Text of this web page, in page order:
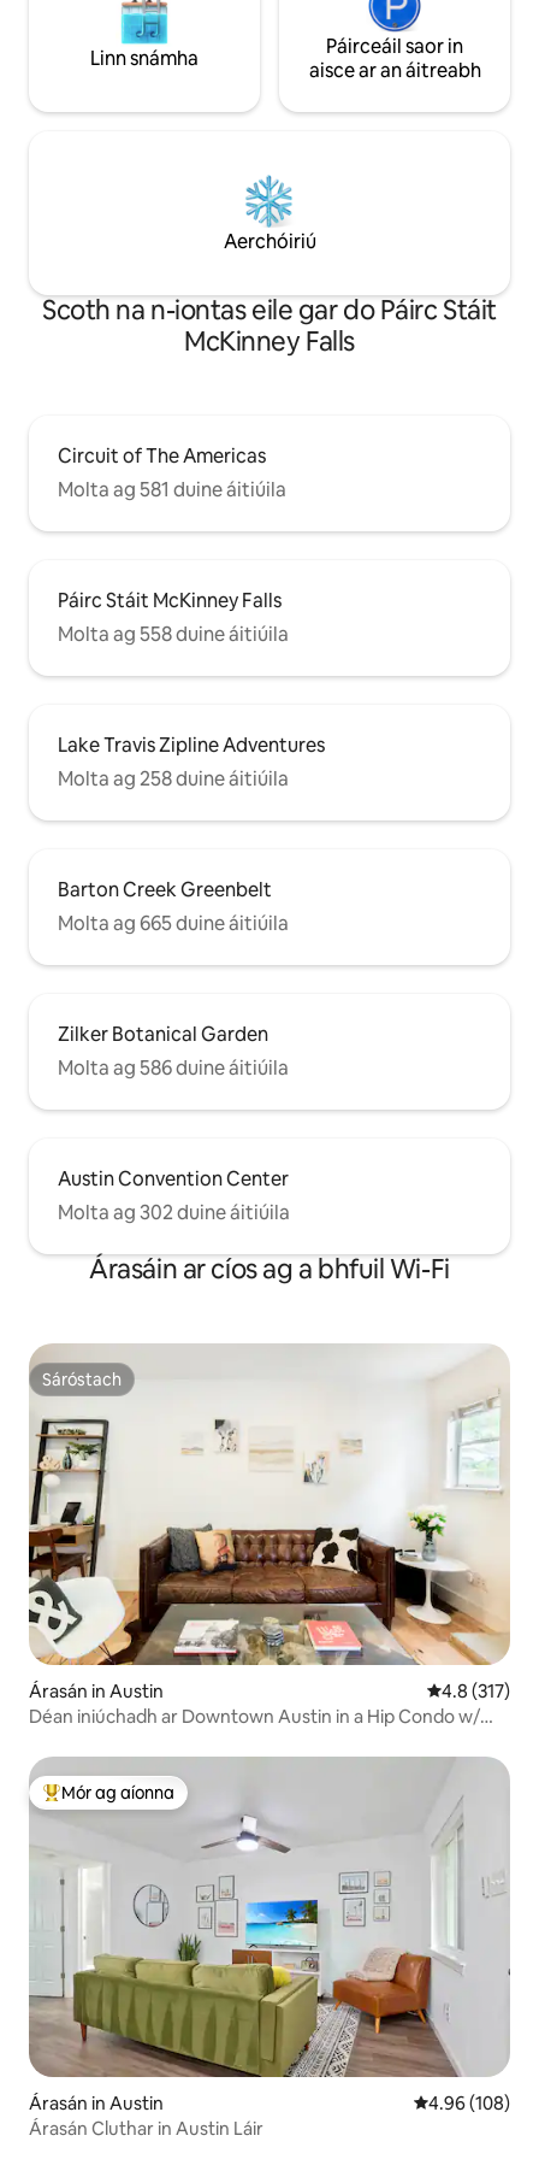
Linn snámha
Páirceáil saor in
aisce ar an áitreabh
Aerchóiriú
Scoth na n-iontas eile gar do Páirc Stáit
McKinney Falls
Circuit of The Americas
Molta ag 581 duine áitiúila
Páirc Stáit McKinney Falls
Molta ag 558 duine áitiúila
Lake Travis Zipline Adventures
Molta ag 258 duine áitiúila
Barton Creek Greenbelt
Molta ag 665 duine áitiúila
Zilker Botanical Garden
Molta ag 586 duine áitiúila
Austin Convention Center
Molta ag 302 duine áitiúila
Árasáin ar cíos ag a bhfuil Wi-Fi
Sáróstach
Sáróstach
Árasán in Austin Meánrátáil
4.8 (317)
Déan iniúchadh ar Downtown Austin in a Hip Condo w/
An-mhór ag aíonna
Mór ag aíonna
Árasán in Austin Meánrátáil
4.96 (108)
Árasán Cluthar in Austin Láir